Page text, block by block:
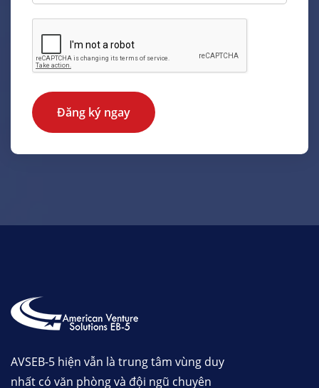
Đăng ký ngay
AVSEB-5 hiện vẫn là trung tâm vùng duy
nhất có văn phòng và đội ngũ chuyên